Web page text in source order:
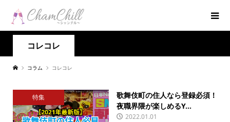
コレコレ
コラム コレコレ
特集
歌舞伎町の住人なら登録必須！
夜職界隈が楽しめるY...
2022.01.01